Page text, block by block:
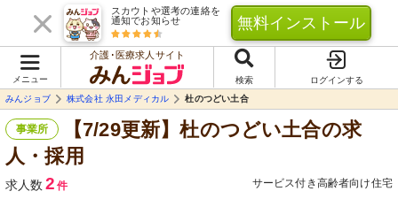
スカウトや選考の連絡を
通知でお知らせ
無料インストール
メニュー
介護･医療求人サイト
検索
ログインする
みんジョブ
株式会社 永田メディカル 杜のつどい土合
事業所
【7/29更新】杜のつどい土合の求
人・採用
求人数 2 件 サービス付き高齢者向け住宅